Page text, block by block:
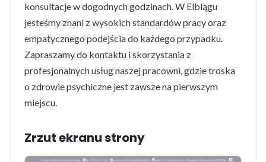
konsultacje w dogodnych godzinach. W Elblągu
jesteśmy znani z wysokich standardów pracy oraz
empatycznego podejścia do każdego przypadku.
Zapraszamy do kontaktu i skorzystania z
profesjonalnych usług naszej pracowni, gdzie troska
o zdrowie psychiczne jest zawsze na pierwszym
miejscu.
Zrzut ekranu strony